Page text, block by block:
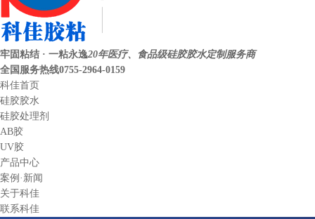
牢固粘结 · 一粘永逸20年医疗、食品级硅胶胶水定制服务商
全国服务热线0755-2964-0159
科佳首页
硅胶胶水
硅胶处理剂
AB胶
UV胶
产品中心
案例·新闻
关于科佳
联系科佳